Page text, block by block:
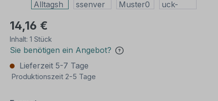
14,16 €
Inhalt: 1 Stück
Sie benötigen ein Angebot?
Lieferzeit 5-7 Tage
Produktionszeit 2-5 Tage